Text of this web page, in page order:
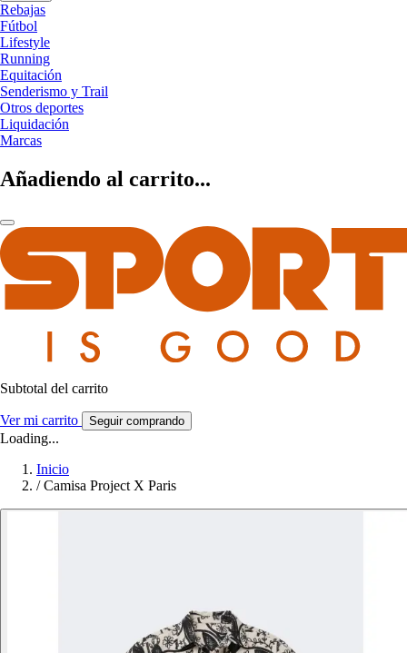
Rebajas
Fútbol
Lifestyle
Running
Equitación
Senderismo y Trail
Otros deportes
Liquidación
Marcas
Añadiendo al carrito...
Subtotal del carrito
Ver mi carrito Seguir comprando
Loading...
Inicio
/ Camisa Project X Paris